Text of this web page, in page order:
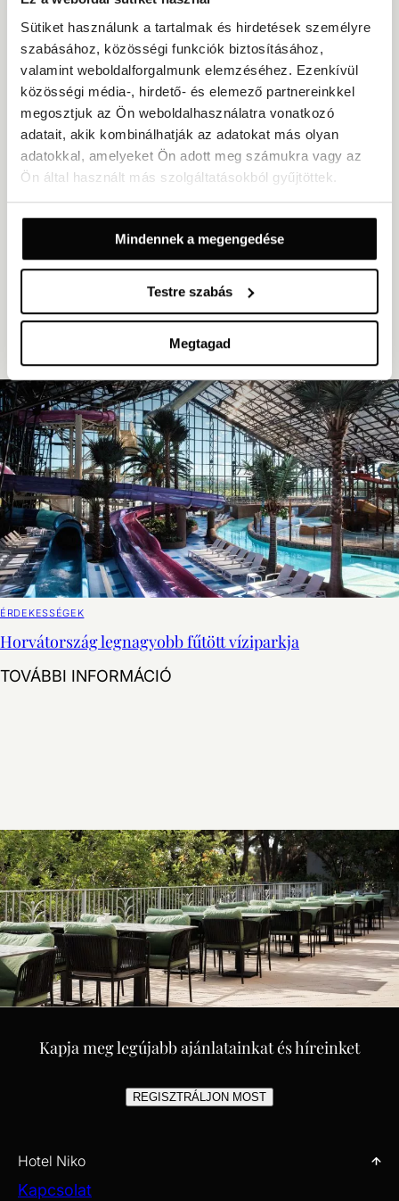
Sütiket használunk a tartalmak és hirdetések személyre
szabásához, közösségi funkciók biztosításához,
valamint weboldalforgalmunk elemzéséhez. Ezenkívül
közösségi média-, hirdető- és elemező partnereinkkel
megosztjuk az Ön weboldalhasználatra vonatkozó
adatait, akik kombinálhatják az adatokat más olyan
adatokkal, amelyeket Ön adott meg számukra vagy az
Ön által használt más szolgáltatásokból gyűjtöttek.
Mindennek a megengedése
Testre szabás
Megtagad
panorámás stég, vagy egy csendes tetőterasz a lágy esti égbolt
alatt.
FEDEZZE FEL
KIEMELT TÖRTÉNETEK
ÖSSZES CIKK ELOLVASÁSA
ÉRDEKESSÉGEK
Horvátország legnagyobb fűtött víziparkja
TOVÁBBI INFORMÁCIÓ
Kapja meg legújabb ajánlatainkat és híreinket
REGISZTRÁLJON MOST
Hotel Niko
Kapcsolat